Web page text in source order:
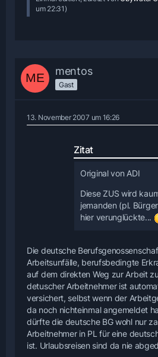
um 22:31 )
mentos
Gast
13. November 2007 um 16:26
Zitat
Original von ADI
Diese ZUS wird
jemanden (pl.
hier verunglückte...
Die deutsche
Arbeitsunfälle, berufsbedingte
auf dem direkten Weg zur Arbeit
detuscher Arbeitnehmer ist
versichert, selbst wenn der
da noch nichteinmal angemeldet
dürfte die deutsche BG wohl nur
Arbeitnehmer in PL für eine
ist. Urlaubsreisen sind da nie